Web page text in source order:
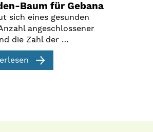
Baum für Gebana
sich eines gesunden
angeschlossener
die Zahl der …